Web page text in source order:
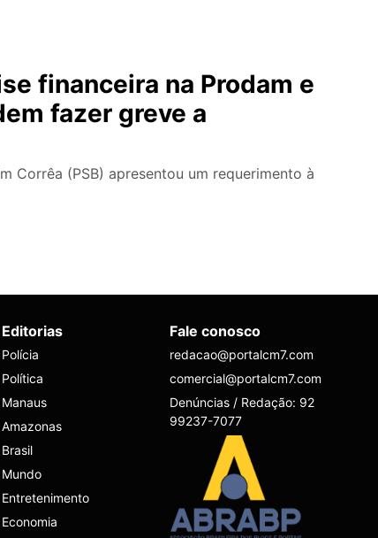
financeira na Prodam e
fazer greve a
Corrêa (PSB) apresentou um requerimento à
Editorias
Polícia
Política
Manaus
Amazonas
Brasil
Mundo
Entretenimento
Economia
Fale conosco
redacao@portalcm7.com
comercial@portalcm7.com
Denúncias / Redação: 92
99237-7077